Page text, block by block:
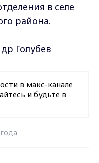
в селе
района.
Голубев
в макс-канале
и будьте в